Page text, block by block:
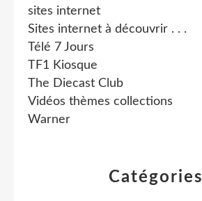
Catégories
sites internet
Sites internet à découvrir . . .
Télé 7 Jours
TF1 Kiosque
The Diecast Club
Vidéos thèmes collections
Warner